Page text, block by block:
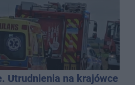
Utrudnienia na krajówce